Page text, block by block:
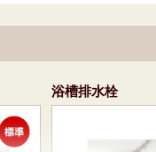
浴槽排水栓